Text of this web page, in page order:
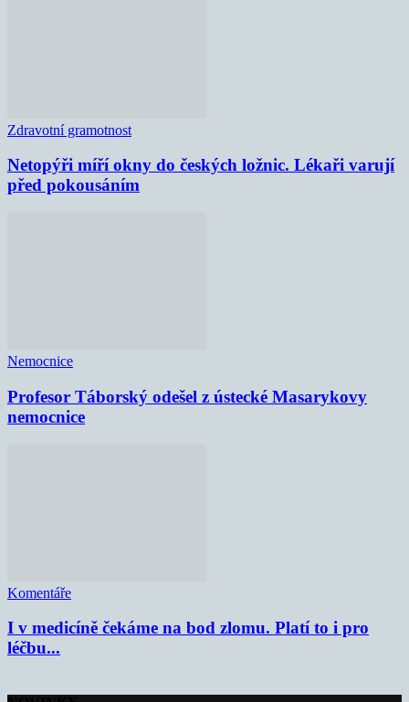
Zdravotní gramotnost
Netopýři míří okny do českých ložnic. Lékaři varují
před pokousáním
Nemocnice
Profesor Táborský odešel z ústecké Masarykovy
nemocnice
Komentáře
I v medicíně čekáme na bod zlomu. Platí to i pro
léčbu...